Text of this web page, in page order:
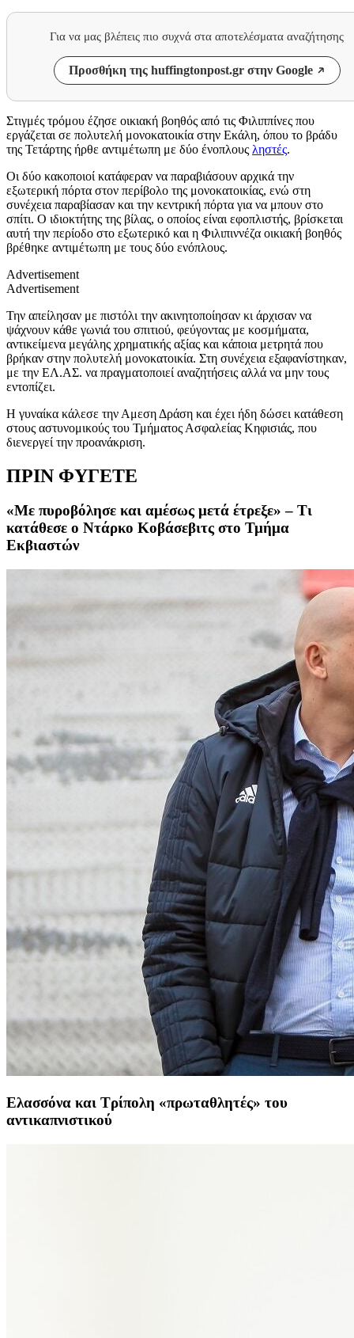
Για να μας βλέπεις πιο συχνά στα αποτελέσματα αναζήτησης
Προσθήκη της huffingtonpost.gr στην Google
Στιγμές τρόμου έζησε οικιακή βοηθός από τις Φιλιππίνες που
εργάζεται σε πολυτελή μονοκατοικία στην Εκάλη, όπου το βράδυ
της Τετάρτης ήρθε αντιμέτωπη με δύο ένοπλους ληστές.
Οι δύο κακοποιοί κατάφεραν να παραβιάσουν αρχικά την
εξωτερική πόρτα στον περίβολο της μονοκατοικίας, ενώ στη
συνέχεια παραβίασαν και την κεντρική πόρτα για να μπουν στο
σπίτι. Ο ιδιοκτήτης της βίλας, ο οποίος είναι εφοπλιστής, βρίσκεται
αυτή την περίοδο στο εξωτερικό και η Φιλιπιννέζα οικιακή βοηθός
βρέθηκε αντιμέτωπη με τους δύο ενόπλους.
Advertisement
Advertisement
Την απείλησαν με πιστόλι την ακινητοποίησαν κι άρχισαν να
ψάχνουν κάθε γωνιά του σπιτιού, φεύγοντας με κοσμήματα,
αντικείμενα μεγάλης χρηματικής αξίας και κάποια μετρητά που
βρήκαν στην πολυτελή μονοκατοικία. Στη συνέχεια εξαφανίστηκαν,
με την ΕΛ.ΑΣ. να πραγματοποιεί αναζητήσεις αλλά να μην τους
εντοπίζει.
Η γυναίκα κάλεσε την Αμεση Δράση και έχει ήδη δώσει κατάθεση
στους αστυνομικούς του Τμήματος Ασφαλείας Κηφισιάς, που
διενεργεί την προανάκριση.
ΠΡΙΝ ΦΥΓΕΤΕ
«Με πυροβόλησε και αμέσως μετά έτρεξε» – Τι
κατάθεσε ο Ντάρκο Κοβάσεβιτς στο Τμήμα
Εκβιαστών
Ελασσόνα και Τρίπολη «πρωταθλητές» του
αντικαπνιστικού